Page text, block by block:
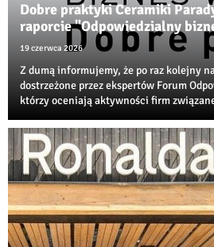
Dobre praktyki Ceramiki
raporcie "Odpowiedzialny
19 czerwca 2026
Z dumą informujemy, że po raz kolejny
dostrzeżone przez ekspertów Forum
którzy oceniają aktywności firm
odpowiedzialnością biznesu.